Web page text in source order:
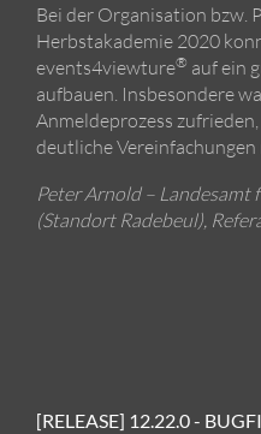
Bei der Organisation bzw.
Herbstakademie 2020
events4viewture® auf ein
aufbauen. Insbesondere
Anmeldeprozess
deutliche Vereinfachungen
Peter Arnold – Landesamt
(Standort Radebeul),
[RELEASE] 12.22.0 -